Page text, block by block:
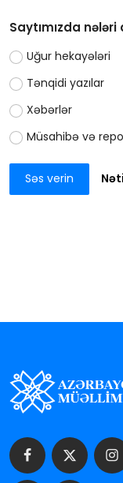
Saytımızda
Uğur hekayələri
Tənqidi yazılar
Xəbərlər
Müsahibə və
Səs verin